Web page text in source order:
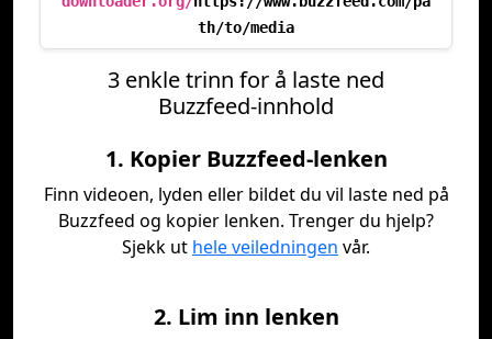
th/to/media
3 enkle trinn for å laste ned
Buzzfeed-innhold
1. Kopier Buzzfeed-lenken
Finn videoen, lyden eller bildet du vil laste ned på
Buzzfeed og kopier lenken. Trenger du hjelp?
Sjekk ut hele veiledningen vår.
2. Lim inn lenken